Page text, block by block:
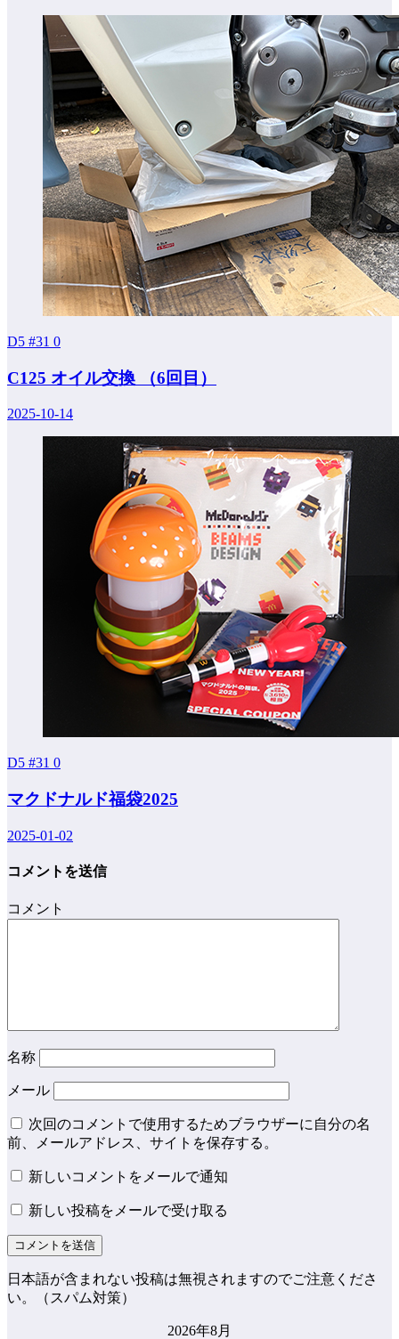
D5 #31 0
C125 オイル交換 （6回目）
2025-10-14
D5 #31 0
マクドナルド福袋2025
2025-01-02
コメントを送信
コメント
名称
メール
次回のコメントで使用するためブラウザーに自分の名
前、メールアドレス、サイトを保存する。
新しいコメントをメールで通知
新しい投稿をメールで受け取る
日本語が含まれない投稿は無視されますのでご注意くださ
い。（スパム対策）
2026年8月